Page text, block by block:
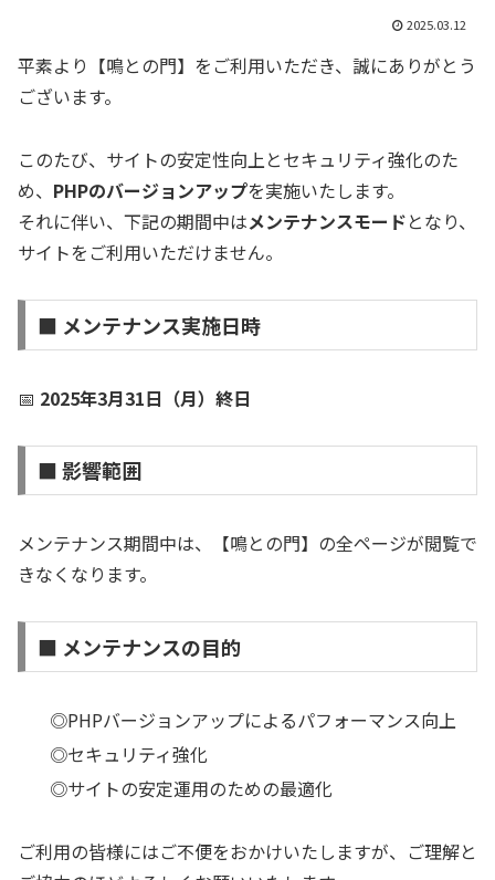
2025.03.12
平素より【鳴との門】をご利用いただき、誠にありがとう
ございます。
このたび、サイトの安定性向上とセキュリティ強化のた
め、 PHPのバージョンアップを実施いたします。
それに伴い、下記の期間中はメンテナンスモードとなり、
サイトをご利用いただけません。
■ メンテナンス実施日時
📅 2025年3月31日（月）終日
■ 影響範囲
メンテナンス期間中は、【鳴との門】の全ページが閲覧で
きなくなります。
■ メンテナンスの目的
◎PHPバージョンアップによるパフォーマンス向上
◎セキュリティ強化
◎サイトの安定運用のための最適化
ご利用の皆様にはご不便をおかけいたしますが、ご理解と